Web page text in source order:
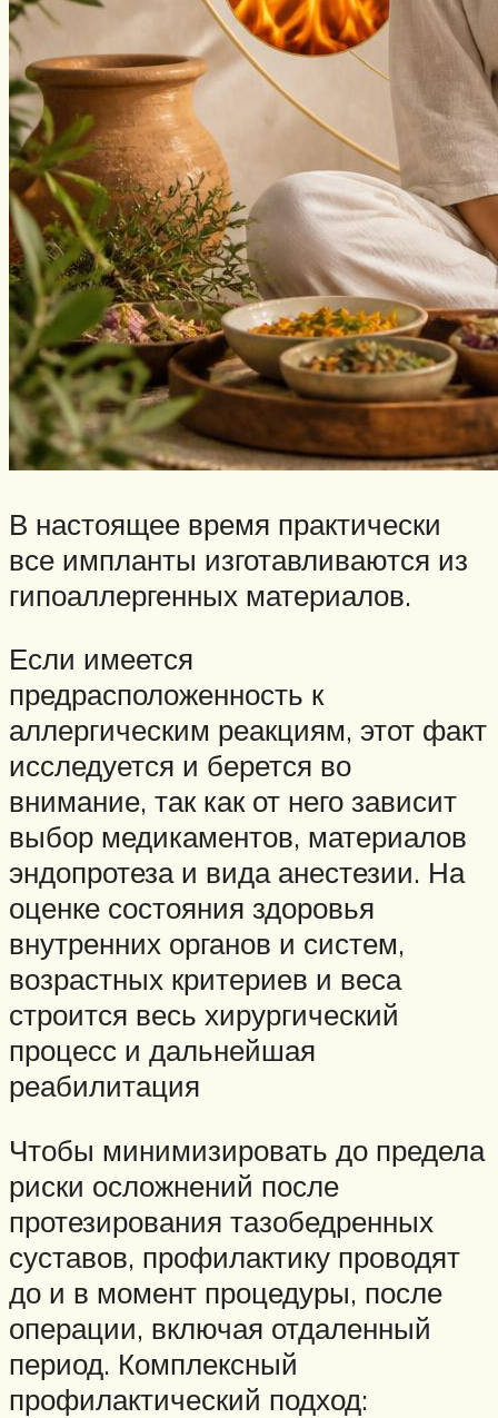
В настоящее время практически
все импланты изготавливаются из
гипоаллергенных материалов.
Если имеется
предрасположенность к
аллергическим реакциям, этот факт
исследуется и берется во
внимание, так как от него зависит
выбор медикаментов, материалов
эндопротеза и вида анестезии. На
оценке состояния здоровья
внутренних органов и систем,
возрастных критериев и веса
строится весь хирургический
процесс и дальнейшая
реабилитация
Чтобы минимизировать до предела
риски осложнений после
протезирования тазобедренных
суставов, профилактику проводят
до и в момент процедуры, после
операции, включая отдаленный
период. Комплексный
профилактический подход: